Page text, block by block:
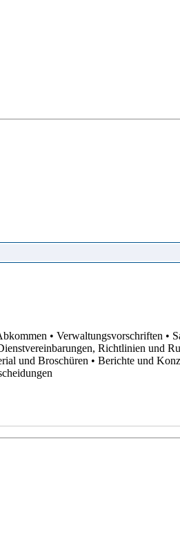
• Verwaltungsvorschriften •
Richtlinien und
und Broschüren • Berichte und